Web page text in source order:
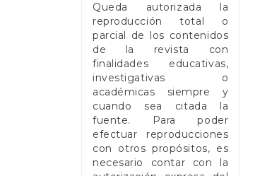
Queda autorizada la
reproducción total o
parcial de los contenidos
de la revista con
finalidades educativas,
investigativas o
académicas siempre y
cuando sea citada la
fuente. Para poder
efectuar reproducciones
con otros propósitos, es
necesario contar con la